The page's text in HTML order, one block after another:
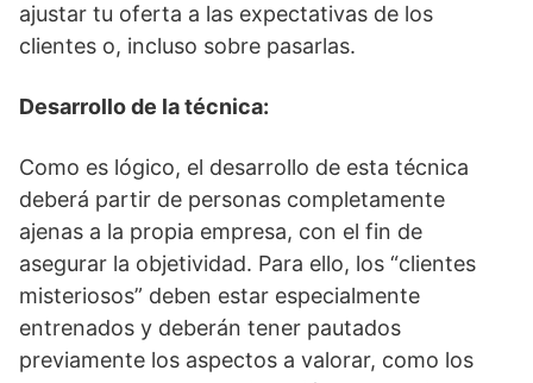
ajustar tu oferta a las expectativas de los
clientes o, incluso sobre pasarlas.
Desarrollo de la técnica:
Como es lógico, el desarrollo de esta técnica
deberá partir de personas completamente
ajenas a la propia empresa, con el fin de
asegurar la objetividad. Para ello, los “clientes
misteriosos” deben estar especialmente
entrenados y deberán tener pautados
previamente los aspectos a valorar, como los